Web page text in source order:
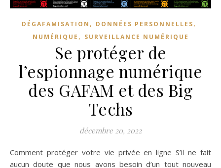
DÉGAFAMISATION , DONNÉES PERSONNELLES,
NUMÉRIQUE , SURVEILLANCE NUMÉRIQUE
Se protéger de
l’espionnage numérique
des GAFAM et des Big
Techs
décembre 20, 2022
Comment protéger votre vie privée en ligne S’il ne fait
aucun doute que nous avons besoin d’un tout nouveau